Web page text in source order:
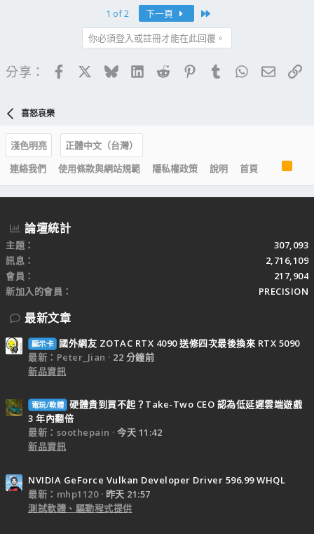
1 of 2 下一頁
你必須登入或註冊才能在此回覆。
分享： FacebookBlueskyLinkedIn
Reddit PinterestTumblrWhatsApp
電子
喜怒哀樂
淺色明亮
正體中文（台灣）
連絡我們
使用條款與網站規範 隱私權政策 說明 首頁
S
論壇統計
主題
307,093
訊息
2,716,109
會員
217,904
新加入的會員
PRECISION
最新文章
顯示卡
國外網友 ZOTAC RTX 4090 送修四次最後換來 RTX 5090
最新：Peter_Jian
22 分鐘前
新品資訊
電玩/軟體 硬體貴到買不起？Take-Two CEO 認為低延遲雲端遊戲
3 年內翻倍
最新：soothepain
今天 11:42
新品資訊
NVIDIA GeForce Vulkan Developer Driver 596.99 WHQL
最新：mhp1120
昨天 21:57
測試軟體、驅動程式提供